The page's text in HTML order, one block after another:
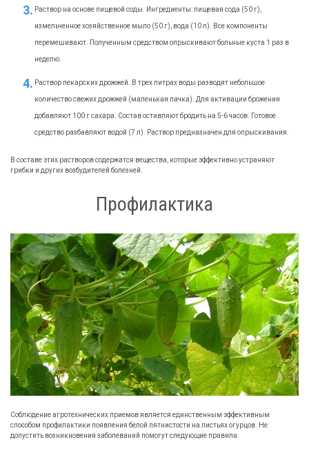
Раствор на основе пищевой соды. Ингредиенты: пищевая сода (50 г),
измельченное хозяйственное мыло (50 г), вода (10 л). Все компоненты
перемешивают. Полученным средством опрыскивают больные куста 1 раз в
неделю.
Раствор пекарских дрожжей. В трех литрах воды разводят небольшое
количество свежих дрожжей (маленькая пачка). Для активации брожения
добавляют 100 г сахара. Состав оставляют бродить на 5-6 часов. Готовое
средство разбавляют водой (7 л). Раствор предназначен для опрыскивания.
В составе этих растворов содержатся вещества, которые эффективно устраняют
грибки и других возбудителей болезней.
Профилактика
Соблюдение агротехнических приемов является единственным эффективным
способом профилактики появления белой пятнистости на листьях огурцов. Не
допустить возникновения заболеваний помогут следующие правила: